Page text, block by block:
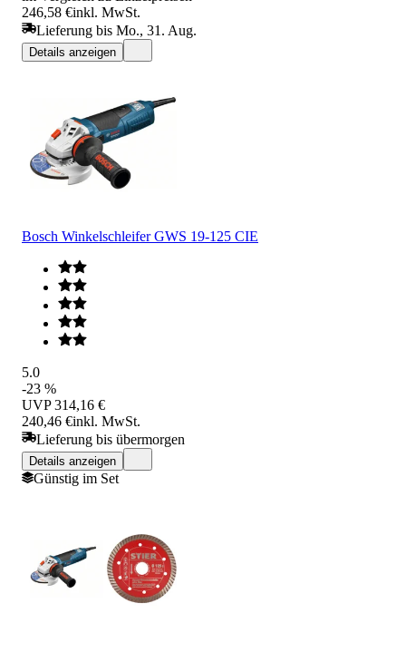
246,58 €inkl. MwSt.
Lieferung bis Mo., 31. Aug.
Details anzeigen
Bosch Winkelschleifer GWS 19-125 CIE
5.0
-23 %
UVP 314,16 €
240,46 €inkl. MwSt.
Lieferung bis übermorgen
Details anzeigen
Günstig im Set